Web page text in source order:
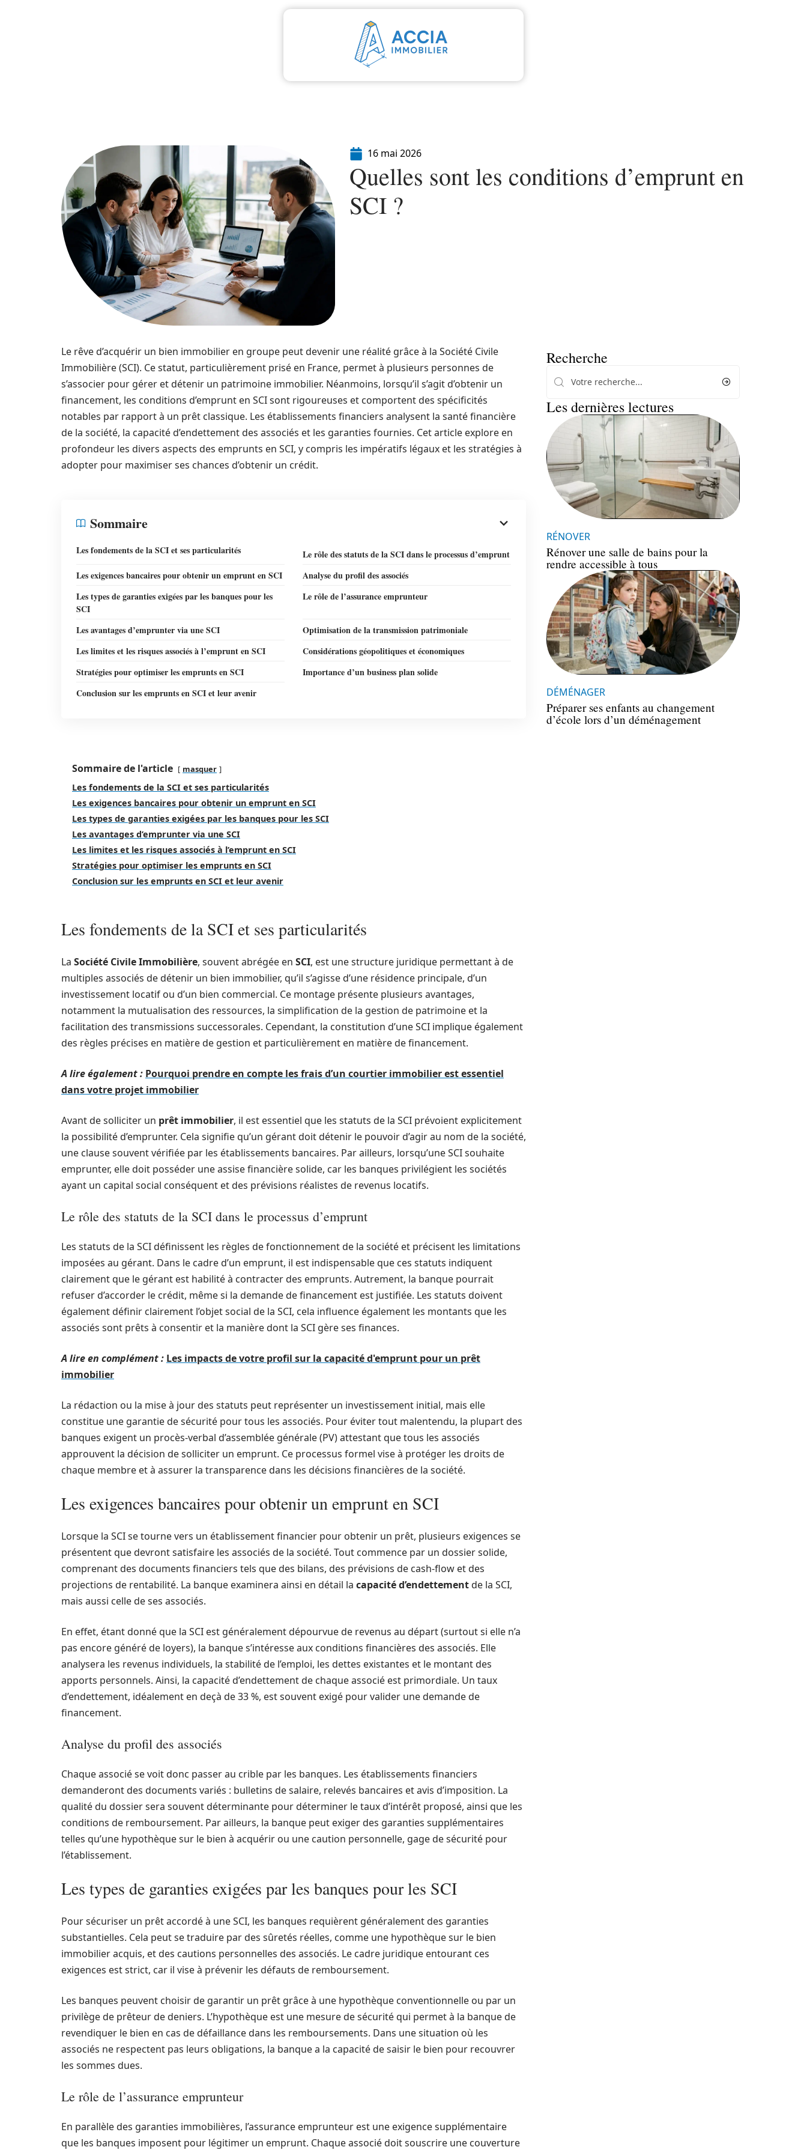
16 mai 2026
Quelles sont les conditions d’emprunt en
SCI ?
Le rêve d’acquérir un bien immobilier en groupe peut devenir une réalité grâce à la Société Civile
Immobilière (SCI). Ce statut, particulièrement prisé en France, permet à plusieurs personnes de
s’associer pour gérer et détenir un patrimoine immobilier. Néanmoins, lorsqu’il s’agit d’obtenir un
financement, les conditions d’emprunt en SCI sont rigoureuses et comportent des spécificités
notables par rapport à un prêt classique. Les établissements financiers analysent la santé financière
de la société, la capacité d’endettement des associés et les garanties fournies. Cet article explore en
profondeur les divers aspects des emprunts en SCI, y compris les impératifs légaux et les stratégies à
adopter pour maximiser ses chances d’obtenir un crédit.
Sommaire
Les fondements de la SCI et ses particularités
Le rôle des statuts de la SCI dans le processus d’emprunt
Les exigences bancaires pour obtenir un emprunt en SCI
Analyse du profil des associés
Les types de garanties exigées par les banques pour les
SCI
Le rôle de l’assurance emprunteur
Les avantages d’emprunter via une SCI
Optimisation de la transmission patrimoniale
Les limites et les risques associés à l’emprunt en SCI
Considérations géopolitiques et économiques
Stratégies pour optimiser les emprunts en SCI
Importance d’un business plan solide
Conclusion sur les emprunts en SCI et leur avenir
Sommaire de l'article masquer
Les fondements de la SCI et ses particularités
Les exigences bancaires pour obtenir un emprunt en SCI
Les types de garanties exigées par les banques pour les SCI
Les avantages d’emprunter via une SCI
Les limites et les risques associés à l’emprunt en SCI
Stratégies pour optimiser les emprunts en SCI
Conclusion sur les emprunts en SCI et leur avenir
Les fondements de la SCI et ses particularités
La Société Civile Immobilière, souvent abrégée en SCI, est une structure juridique permettant à de
multiples associés de détenir un bien immobilier, qu’il s’agisse d’une résidence principale, d’un
investissement locatif ou d’un bien commercial. Ce montage présente plusieurs avantages,
notamment la mutualisation des ressources, la simplification de la gestion de patrimoine et la
facilitation des transmissions successorales. Cependant, la constitution d’une SCI implique également
des règles précises en matière de gestion et particulièrement en matière de financement.
A lire également : Pourquoi prendre en compte les frais d’un courtier immobilier est essentiel
dans votre projet immobilier
Avant de solliciter un prêt immobilier, il est essentiel que les statuts de la SCI prévoient explicitement
la possibilité d’emprunter. Cela signifie qu’un gérant doit détenir le pouvoir d’agir au nom de la société,
une clause souvent vérifiée par les établissements bancaires. Par ailleurs, lorsqu’une SCI souhaite
emprunter, elle doit posséder une assise financière solide, car les banques privilégient les sociétés
ayant un capital social conséquent et des prévisions réalistes de revenus locatifs.
Le rôle des statuts de la SCI dans le processus d’emprunt
Les statuts de la SCI définissent les règles de fonctionnement de la société et précisent les limitations
imposées au gérant. Dans le cadre d’un emprunt, il est indispensable que ces statuts indiquent
clairement que le gérant est habilité à contracter des emprunts. Autrement, la banque pourrait
refuser d’accorder le crédit, même si la demande de financement est justifiée. Les statuts doivent
également définir clairement l’objet social de la SCI, cela influence également les montants que les
associés sont prêts à consentir et la manière dont la SCI gère ses finances.
A lire en complément : Les impacts de votre profil sur la capacité d'emprunt pour un prêt
immobilier
La rédaction ou la mise à jour des statuts peut représenter un investissement initial, mais elle
constitue une garantie de sécurité pour tous les associés. Pour éviter tout malentendu, la plupart des
banques exigent un procès-verbal d’assemblée générale (PV) attestant que tous les associés
approuvent la décision de solliciter un emprunt. Ce processus formel vise à protéger les droits de
chaque membre et à assurer la transparence dans les décisions financières de la société.
Les exigences bancaires pour obtenir un emprunt en SCI
Lorsque la SCI se tourne vers un établissement financier pour obtenir un prêt, plusieurs exigences se
présentent que devront satisfaire les associés de la société. Tout commence par un dossier solide,
comprenant des documents financiers tels que des bilans, des prévisions de cash-flow et des
projections de rentabilité. La banque examinera ainsi en détail la capacité d’endettementde la SCI,
mais aussi celle de ses associés.
En effet, étant donné que la SCI est généralement dépourvue de revenus au départ (surtout si elle n’a
pas encore généré de loyers), la banque s’intéresse aux conditions financières des associés. Elle
analysera les revenus individuels, la stabilité de l’emploi, les dettes existantes et le montant des
apports personnels. Ainsi, la capacité d’endettement de chaque associé est primordiale. Un taux
d’endettement, idéalement en deçà de 33 %, est souvent exigé pour valider une demande de
financement.
Analyse du profil des associés
Chaque associé se voit donc passer au crible par les banques. Les établissements financiers
demanderont des documents variés : bulletins de salaire, relevés bancaires et avis d’imposition. La
qualité du dossier sera souvent déterminante pour déterminer le taux d’intérêt proposé, ainsi que les
conditions de remboursement. Par ailleurs, la banque peut exiger des garanties supplémentaires
telles qu’une hypothèque sur le bien à acquérir ou une caution personnelle, gage de sécurité pour
l’établissement.
Les types de garanties exigées par les banques pour les SCI
Pour sécuriser un prêt accordé à une SCI, les banques requièrent généralement des garanties
substantielles. Cela peut se traduire par des sûretés réelles, comme une hypothèque sur le bien
immobilier acquis, et des cautions personnelles des associés. Le cadre juridique entourant ces
exigences est strict, car il vise à prévenir les défauts de remboursement.
Les banques peuvent choisir de garantir un prêt grâce à une hypothèque conventionnelle ou par un
privilège de prêteur de deniers. L’hypothèque est une mesure de sécurité qui permet à la banque de
revendiquer le bien en cas de défaillance dans les remboursements. Dans une situation où les
associés ne respectent pas leurs obligations, la banque a la capacité de saisir le bien pour recouvrer
les sommes dues.
Le rôle de l’assurance emprunteur
En parallèle des garanties immobilières, l’assurance emprunteur est une exigence supplémentaire
que les banques imposent pour légitimer un emprunt. Chaque associé doit souscrire une couverture
Recherche
Les dernières lectures
RÉNOVER
Rénover une salle de bains pour la
rendre accessible à tous
DÉMÉNAGER
Préparer ses enfants au changement
d’école lors d’un déménagement